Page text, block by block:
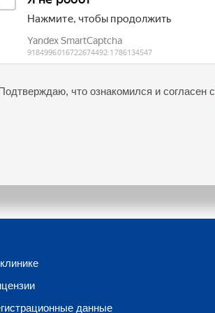
что ознакомился и согласен с
данные